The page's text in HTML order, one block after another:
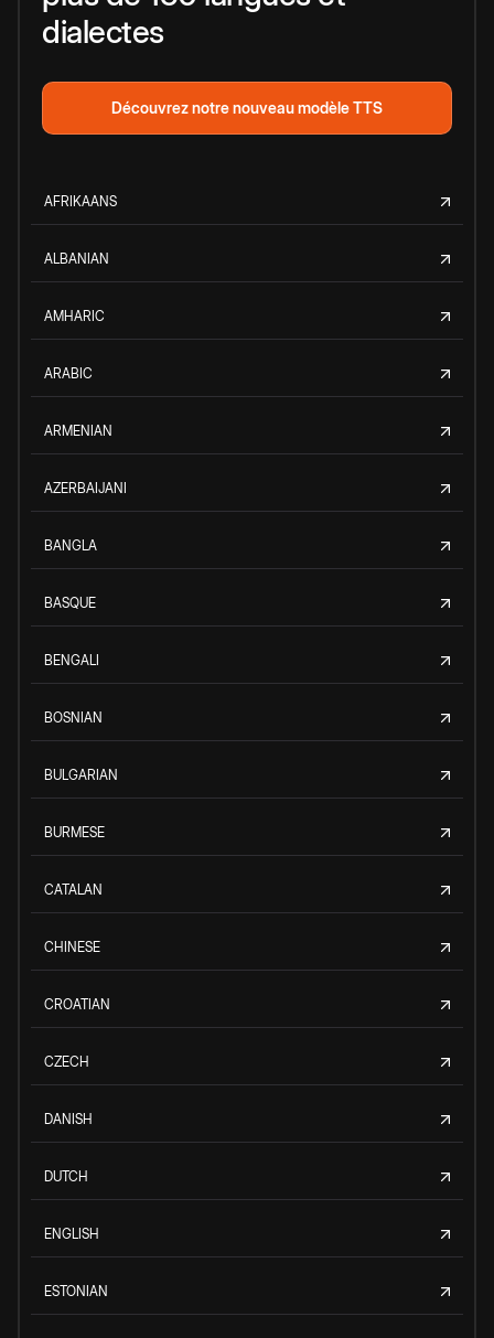
dialectes
Découvrez notre nouveau modèle TTS
AFRIKAANS
ALBANIAN
AMHARIC
ARABIC
ARMENIAN
AZERBAIJANI
BANGLA
BASQUE
BENGALI
BOSNIAN
BULGARIAN
BURMESE
CATALAN
CHINESE
CROATIAN
CZECH
DANISH
DUTCH
ENGLISH
ESTONIAN